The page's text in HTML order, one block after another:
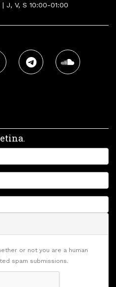
J, V, S 10:00-01:00
or not you are a human
spam submissions.